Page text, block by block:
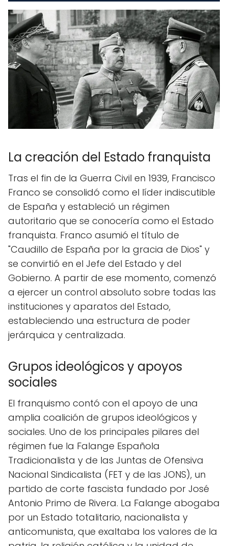
La creación del Estado franquista
Tras el fin de la Guerra Civil en 1939, Francisco
Franco se consolidó como el líder indiscutible
de España y estableció un régimen
autoritario que se conocería como el Estado
franquista. Franco asumió el título de
"Caudillo de España por la gracia de Dios" y
se convirtió en el Jefe del Estado y del
Gobierno. A partir de ese momento, comenzó
a ejercer un control absoluto sobre todas las
instituciones y aparatos del Estado,
estableciendo una estructura de poder
jerárquica y centralizada.
Grupos ideológicos y apoyos
sociales
El franquismo contó con el apoyo de una
amplia coalición de grupos ideológicos y
sociales. Uno de los principales pilares del
régimen fue la Falange Española
Tradicionalista y de las Juntas de Ofensiva
Nacional Sindicalista (FET y de las JONS), un
partido de corte fascista fundado por José
Antonio Primo de Rivera. La Falange abogaba
por un Estado totalitario, nacionalista y
anticomunista, que exaltaba los valores de la